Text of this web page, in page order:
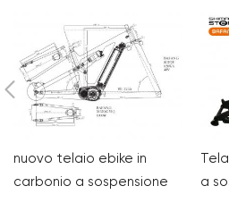
nuovo telaio ebike in
carbonio a sospensione
a